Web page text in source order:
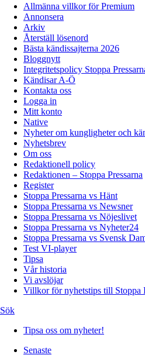
Allmänna villkor för Premium
Annonsera
Arkiv
Återställ lösenord
Bästa kändissajterna 2026
Bloggnytt
Integritetspolicy Stoppa
Kändisar A-Ö
Kontakta oss
Logga in
Mitt konto
Native
Nyheter om kungligheter och
Nyhetsbrev
Om oss
Redaktionell policy
Redaktionen – Stoppa Pressarna
Register
Stoppa Pressarna vs Hänt
Stoppa Pressarna vs Newsner
Stoppa Pressarna vs Nöjeslivet
Stoppa Pressarna vs Nyheter24
Stoppa Pressarna vs Svensk
Test VI-player
Tipsa
Vår historia
Vi avslöjar
Villkor för nyhetstips till Stoppa
Sök
Tipsa oss om nyheter!
Senaste